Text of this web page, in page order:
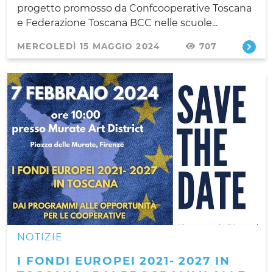
progetto promosso da Confcooperative Toscana
e Federazione Toscana BCC nelle scuole...
MERCOLEDÌ 15 MAGGIO 2024 707
NOTIZIE
I FONDI EUROPEI 2021- 2027 IN